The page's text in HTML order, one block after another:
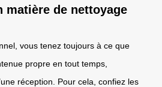
matière de nettoyage
vous tenez toujours à ce que
propre en tout temps,
réception. Pour cela, confiez les